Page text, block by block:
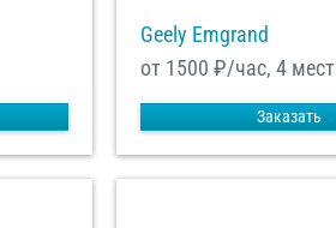
Geely Emgrand
от 1500 ₽/час, 4 мест
Заказать